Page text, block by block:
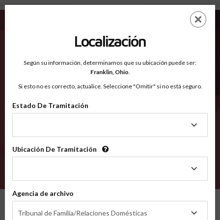
Kandiyohi MN - Condados Reconocidos
EN
Condados Reconocidos
2600
Localización
Según su información, determinamos que su ubicación puede ser:
Franklin, Ohio.
Si esto no es correcto, actualice. Seleccione "Omitir" si no está seguro.
Estado De Tramitación
Tramitación
Ubicación De Tramitación
Tramitación
Agencia de archivo
Tribunal de Familia/Relaciones Domésticas
de